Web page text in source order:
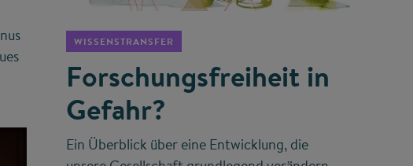
WISSENSTRANSFER
Forschungsfreiheit in
Gefahr?
Ein Überblick über eine Entwicklung, die